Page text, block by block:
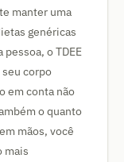
manter uma
genéricas
o TDEE
corpo
em conta não
o quanto
mãos, você
mais